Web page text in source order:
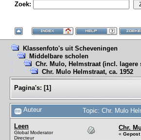
Zoek:
Klassenfoto's uit Scheveningen
Middelbare scholen
Chr. Mulo, Helmstraat (incl. lagere
Chr. Mulo Helmstraat, ca. 1952
Pagina's: [1]
Auteur Topic: Chr. Mulo
Leen
Global Moderator
Directeur
Chr.
« Gepost